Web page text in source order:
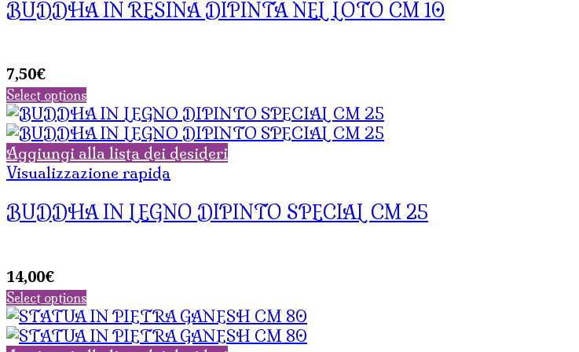
BUDDHA IN RESINA DIPINTA NEL LOTO CM 10
7,50€
Select options
Aggiungi alla lista dei desideri
Visualizzazione rapida
BUDDHA IN LEGNO DIPINTO SPECIAL CM 25
14,00€
Select options